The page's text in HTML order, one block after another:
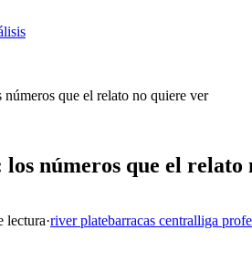
que el relato no quiere ver
números que el relato
lectura·river platebarracas centralliga